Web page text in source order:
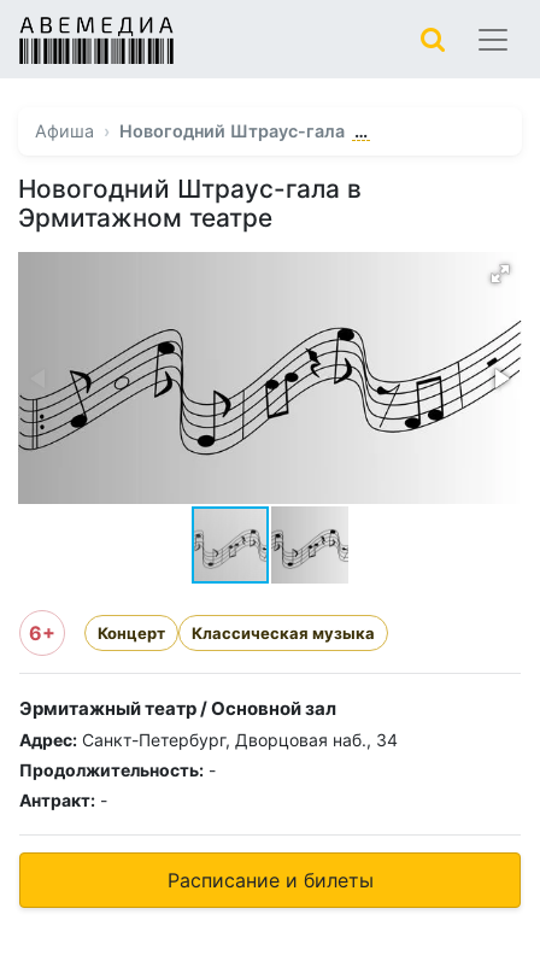
Афиша Новогодний Штраус-гала …
Новогодний Штраус-гала в
Эрмитажном театре
6+ Концерт Классическая музыка
Эрмитажный театр / Основной зал
Адрес: Санкт-Петербург, Дворцовая наб., 34
Продолжительность: -
Антракт: -
Расписание и билеты